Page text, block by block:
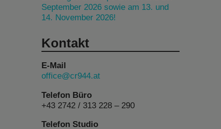
September 2026 sowie am 13. und
14. November 2026!
Kontakt
E-Mail
office@cr944.at
Telefon Büro
+43 2742 / 313 228 – 290
Telefon Studio